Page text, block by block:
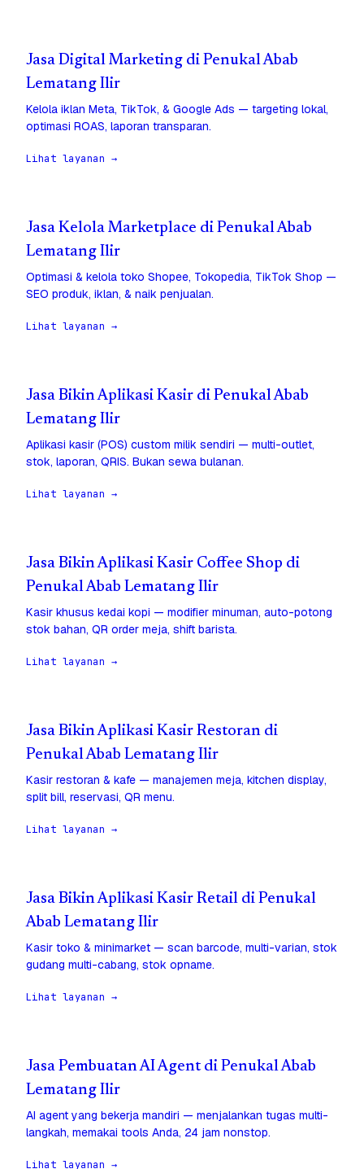
Jasa Digital Marketing di Penukal Abab
Lematang Ilir
Kelola iklan Meta, TikTok, & Google Ads — targeting lokal,
optimasi ROAS, laporan transparan.
Lihat layanan →
Jasa Kelola Marketplace di Penukal Abab
Lematang Ilir
Optimasi & kelola toko Shopee, Tokopedia, TikTok Shop —
SEO produk, iklan, & naik penjualan.
Lihat layanan →
Jasa Bikin Aplikasi Kasir di Penukal Abab
Lematang Ilir
Aplikasi kasir (POS) custom milik sendiri — multi-outlet,
stok, laporan, QRIS. Bukan sewa bulanan.
Lihat layanan →
Jasa Bikin Aplikasi Kasir Coffee Shop di
Penukal Abab Lematang Ilir
Kasir khusus kedai kopi — modifier minuman, auto-potong
stok bahan, QR order meja, shift barista.
Lihat layanan →
Jasa Bikin Aplikasi Kasir Restoran di
Penukal Abab Lematang Ilir
Kasir restoran & kafe — manajemen meja, kitchen display,
split bill, reservasi, QR menu.
Lihat layanan →
Jasa Bikin Aplikasi Kasir Retail di Penukal
Abab Lematang Ilir
Kasir toko & minimarket — scan barcode, multi-varian, stok
gudang multi-cabang, stok opname.
Lihat layanan →
Jasa Pembuatan AI Agent di Penukal Abab
Lematang Ilir
AI agent yang bekerja mandiri — menjalankan tugas multi-
langkah, memakai tools Anda, 24 jam nonstop.
Lihat layanan →